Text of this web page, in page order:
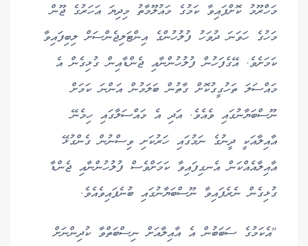
މަހްރޫމު ކޮށްފައިވާ ކަމުގެ މައުލޫމާތު މިދިޔަ އަހަރުގެ ޖޫން
މަހުގެ ހަވަނަ ދުވަހު ފުލުހުންގެ އިންޓަލިޖެންސަށް ލިބިފައިވާ
ކަމަށެވެ. އޭގެފަހުން ފުލުހުންނާއި ޖެންޑާއިން ގުޅިގެން އެ
މައްސަލަ ތަހުގީގުކޮށް ގާތުން ބަލަމުން އަންނަ ކަމަށް
ނޫސްބަޔާނުގައި ވެއެވެ. އަދި އެ މައްސަލާގައި ހިމެނޭ
އާއިލާއަކީ ދީނުގެ ނަމުގައި ހަރުކަށި ވިސްނުން ގެންގުޅޭ
އާއިލާއެއްކަން އެނގިފައިވާ ކަމަށްވެސް ފުލުހުންނާއި ޖެންޑާ
ގުޅިގެން ނެރެފައިވާ ނޫސްބަޔާނުގައި ބުނެފައިވެއެވެ.
"އެކަމުގެ ސަބަބުން އެ އާއިލާއަށް ނިސްބަތްވާ ކުދިންނަށް